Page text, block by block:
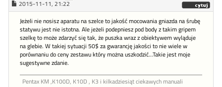
2015-11-11, 21:22
Jeżeli nie nosisz aparatu na szelce to jakość mocowania gniazda na śrubę
statywu jest nie istotna. Ale jeżeli podepniesz pod body z takim gripem
szelkę to może zdarzyć się tak, że puszka wraz z obiektywem wyląduje
na glebie. W takiej sytuacji 50$ za gwarancję jakości to nie wiele w
porównaniu do ceny zestawu który można uszkodzić...Takie jest moje
sugestywne zdanie.
Pentax KM ,K100D, K10D , K3 i kilkadziesiąt ciekawych manuali